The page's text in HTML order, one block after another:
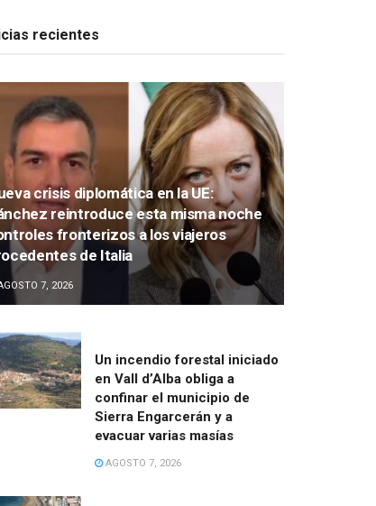
recientes
crisis diplomática en la UE:
reintroduce esta misma noche
fronterizos a los viajeros
de Italia
7, 2026
Un incendio forestal iniciado
en Vall d’Alba obliga a
confinar el municipio de
Sierra Engarcerán y a
evacuar varias masías
AGOSTO 7, 2026